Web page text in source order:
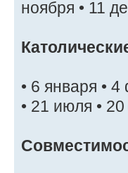
ноября • 11
• 6 января •
• 21 июля •